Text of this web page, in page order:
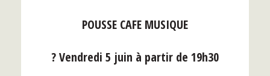
POUSSE CAFE MUSIQUE
? Vendredi 5 juin à partir de 19h30